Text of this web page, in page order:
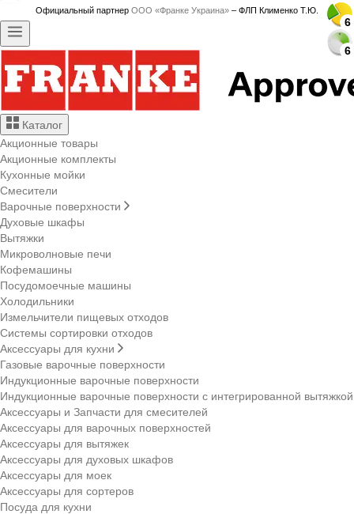
Официальный партнер ООО «Франке Украина» – ФЛП Клименко Т.Ю.
Каталог
Акционные товары
Акционные комплекты
Кухонные мойки
Смесители
Варочные поверхности
Духовые шкафы
Вытяжки
Микроволновые печи
Кофемашины
Посудомоечные машины
Холодильники
Измельчители пищевых отходов
Системы сортировки отходов
Аксессуары для кухни
Газовые варочные поверхности
Индукционные варочные поверхности
Индукционные варочные поверхности с интегрированной вытяжкой
Аксессуары и Запчасти для смесителей
Аксессуары для варочных поверхностей
Аксессуары для вытяжек
Аксессуары для духовых шкафов
Аксессуары для моек
Аксессуары для сортеров
Посуда для кухни
6
6
6
6
6
6
6
6
6
6
6
6
6
6
6
6
6
6
6
6
6
6
6
6
6
6
6
6
6
6